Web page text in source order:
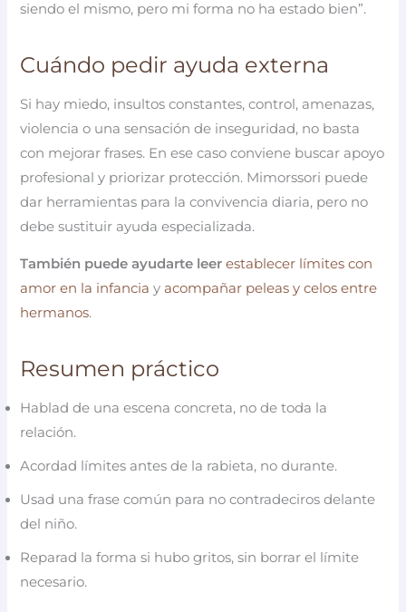
siendo el mismo, pero mi forma no ha estado bien”.
Cuándo pedir ayuda externa
Si hay miedo, insultos constantes, control, amenazas,
violencia o una sensación de inseguridad, no basta
con mejorar frases. En ese caso conviene buscar apoyo
profesional y priorizar protección. Mimorssori puede
dar herramientas para la convivencia diaria, pero no
debe sustituir ayuda especializada.
También puede ayudarte leerestablecer límites con
amor en la infancia yacompañar peleas y celos entre
hermanos.
Resumen práctico
Hablad de una escena concreta, no de toda la
relación.
Acordad límites antes de la rabieta, no durante.
Usad una frase común para no contradeciros delante
del niño.
Reparad la forma si hubo gritos, sin borrar el límite
necesario.